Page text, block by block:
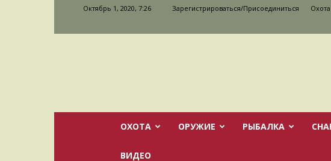
Октябрь 1, 2020, 7:26 Зарегистрироваться/Присоединиться Охота
ОХОТА ОРУЖИЕ РЫБАЛКА
ВИДЕО